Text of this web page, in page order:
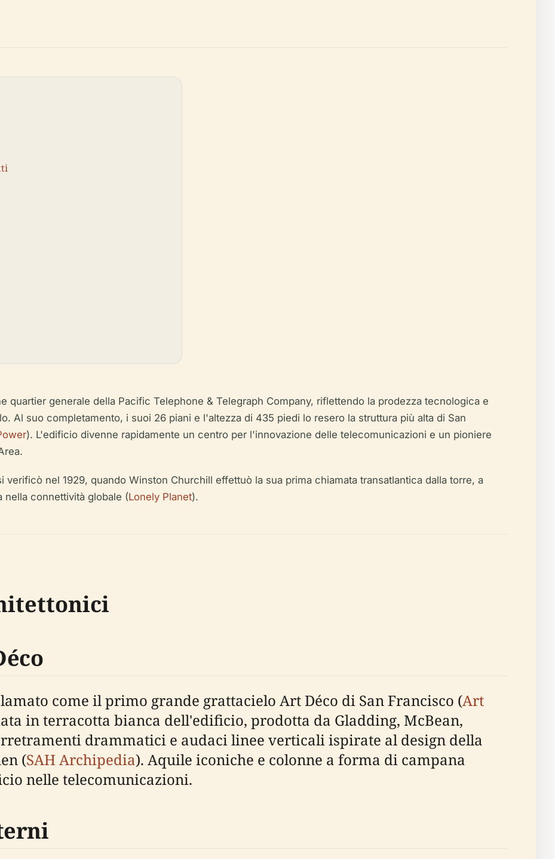
quartier generale della Pacific Telephone & Telegraph Company, riflettendo la prodezza tecnologica e
Al suo completamento, i suoi 26 piani e l'altezza di 435 piedi lo resero la struttura più alta di San
). L'edificio divenne rapidamente un centro per l'innovazione delle telecomunicazioni e un pioniere
nel 1929, quando Winston Churchill effettuò la sua prima chiamata transatlantica dalla torre, a
nella connettività globale (Lonely Planet).
come il primo grande grattacielo Art Déco di San Francisco (Art
in terracotta bianca dell'edificio, prodotta da Gladding, McBean,
drammatici e audaci linee verticali ispirate al design della
(SAH Archipedia). Aquile iconiche e colonne a forma di campana
nelle telecomunicazioni.